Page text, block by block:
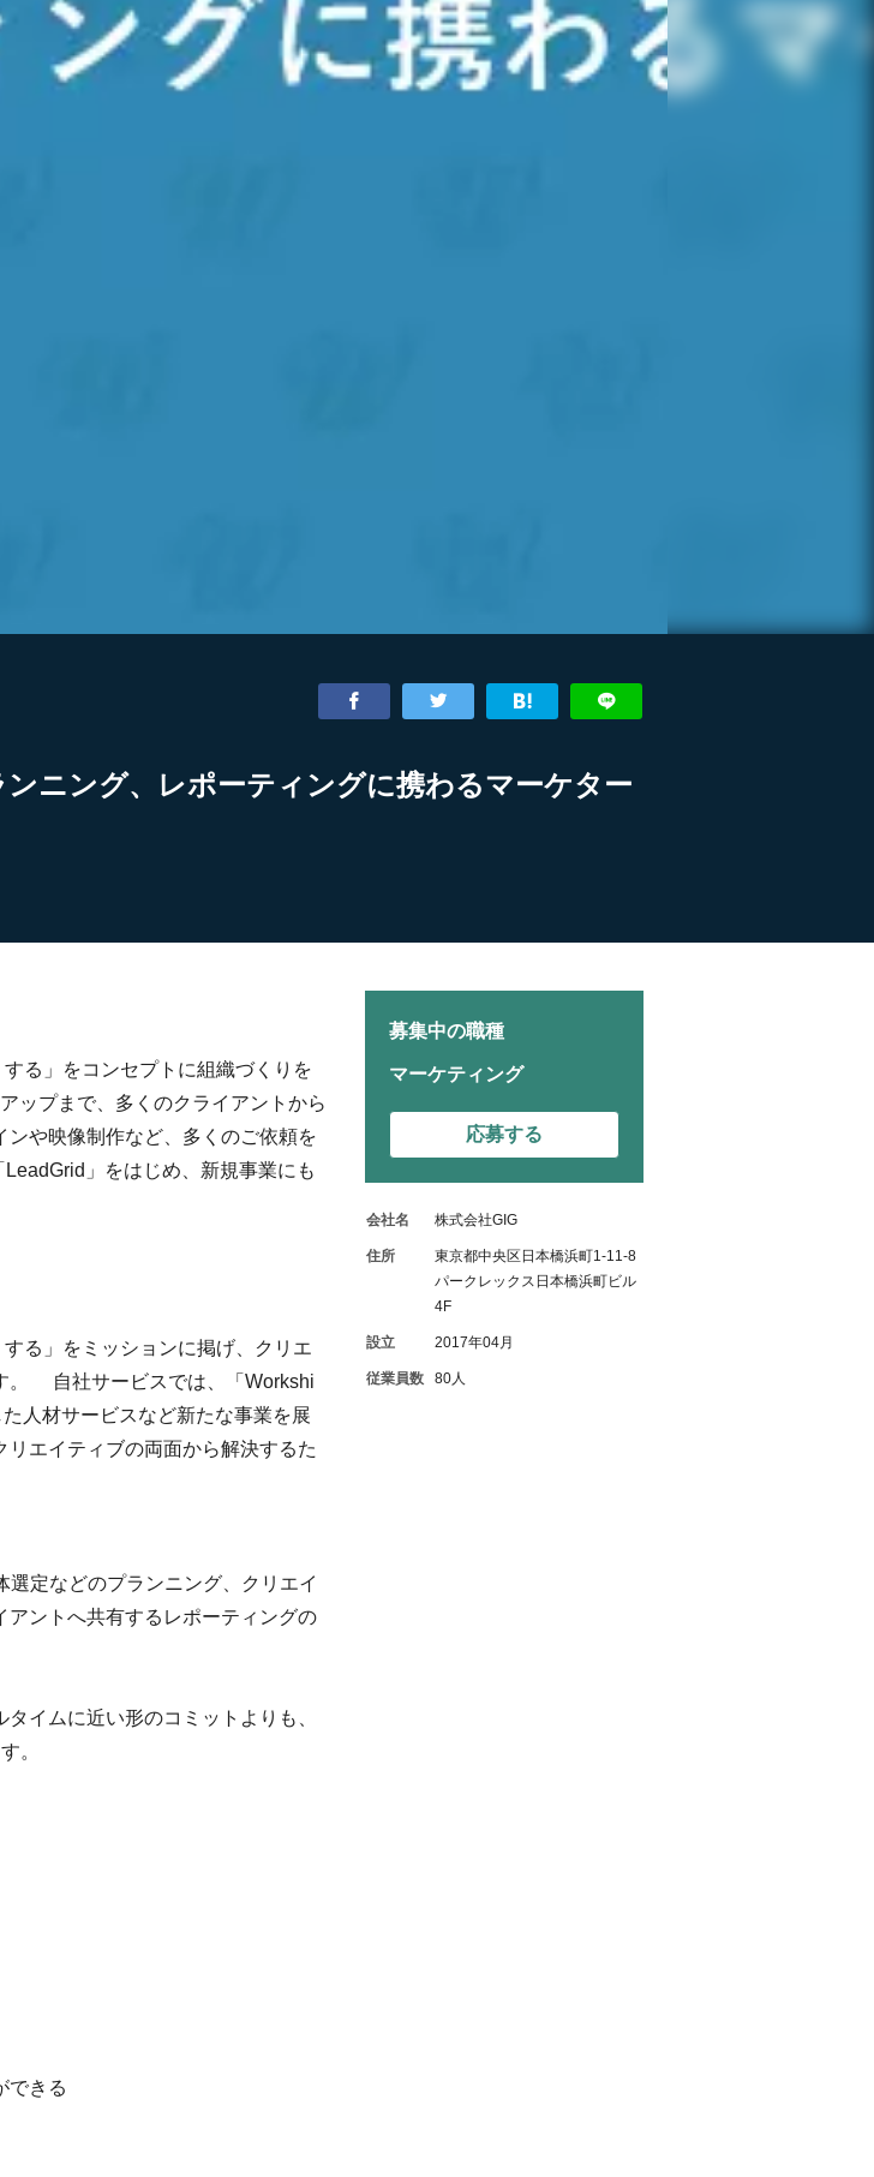
ンニング、レポーティングに携わるマーケター
る」をコンセプトに組織づくりを
プまで、多くのクライアントから
や映像制作など、多くのご依頼を
」をはじめ、新規事業にも
る」をミッションに掲げ、クリエ
。 自社サービスでは、「Workshi
人材サービスなど新たな事業を展
エイティブの両面から解決するた
定などのプランニング、クリエイ
ントへ共有するレポーティングの
イムに近い形のコミットよりも、
。
できる
募集中の職種
マーケティング
応募する
会社名 株式会社GIG
住所
東京都中央区日本橋浜町1-11-8
パークレックス日本橋浜町ビル
4F
設立 2017年04月
従業員数 80人